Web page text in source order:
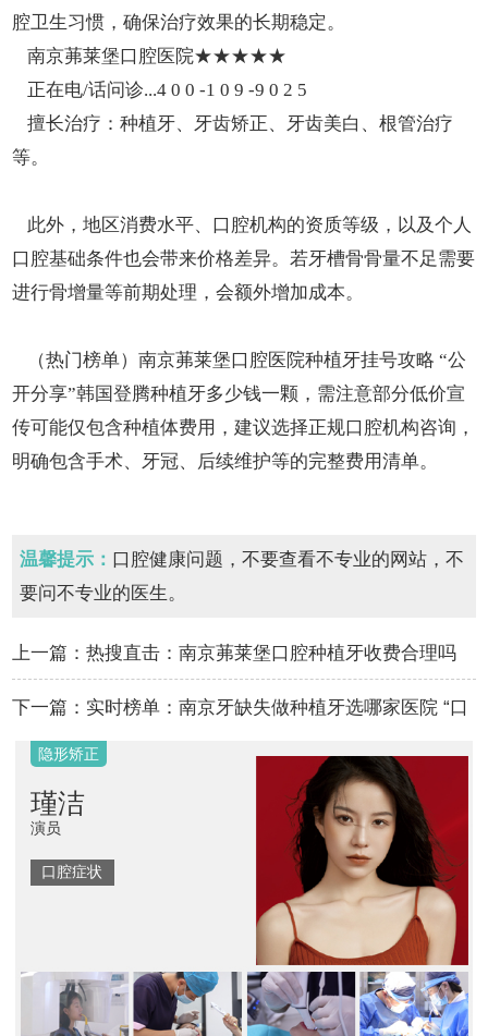
腔卫生习惯，确保治疗效果的长期稳定。
南京茀莱堡口腔医院★★★★★
正在电/话问诊...4 0 0 -1 0 9 -9 0 2 5
擅长治疗：种植牙、牙齿矫正、牙齿美白、根管治疗
等。
此外，地区消费水平、口腔机构的资质等级，以及个人
口腔基础条件也会带来价格差异。若牙槽骨骨量不足需要
进行骨增量等前期处理，会额外增加成本。
（热门榜单）南京茀莱堡口腔医院种植牙挂号攻略 “公
开分享”韩国登腾种植牙多少钱一颗，需注意部分低价宣
传可能仅包含种植体费用，建议选择正规口腔机构咨询，
明确包含手术、牙冠、后续维护等的完整费用清单。
温馨提示： 口腔健康问题，不要查看不专业的网站，不
要问不专业的医生。
上一篇：热搜直击：南京茀莱堡口腔种植牙收费合理吗
“市民关注”韩国奥齿泰种植牙多少钱一颗…
下一篇： 实时榜单：南京牙缺失做种植牙选哪家医院 “口
隐形矫正
瑾洁
演员
口腔症状